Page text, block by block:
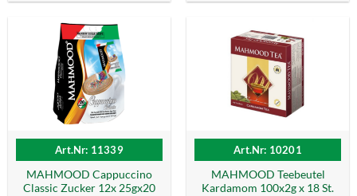
Art.Nr: 11339
MAHMOOD Cappuccino
Classic Zucker 12x 25gx20
Art.Nr: 10201
MAHMOOD Teebeutel
Kardamom 100x2g x 18 St.